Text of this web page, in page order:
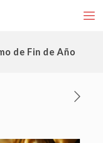
de Fin de Año